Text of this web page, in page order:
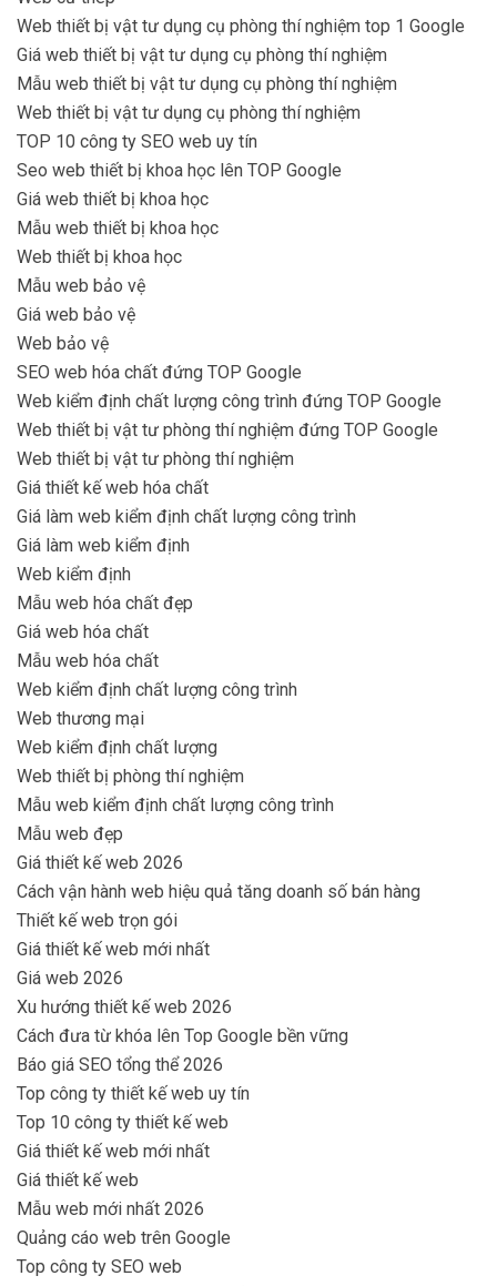
Web thiết bị vật tư dụng cụ phòng thí nghiệm top 1 Google
Giá web thiết bị vật tư dụng cụ phòng thí nghiệm
Mẫu web thiết bị vật tư dụng cụ phòng thí nghiệm
Web thiết bị vật tư dụng cụ phòng thí nghiệm
TOP 10 công ty SEO web uy tín
Seo web thiết bị khoa học lên TOP Google
Giá web thiết bị khoa học
Mẫu web thiết bị khoa học
Web thiết bị khoa học
Mẫu web bảo vệ
Giá web bảo vệ
Web bảo vệ
SEO web hóa chất đứng TOP Google
Web kiểm định chất lượng công trình đứng TOP Google
Web thiết bị vật tư phòng thí nghiệm đứng TOP Google
Web thiết bị vật tư phòng thí nghiệm
Giá thiết kế web hóa chất
Giá làm web kiểm định chất lượng công trình
Giá làm web kiểm định
Web kiểm định
Mẫu web hóa chất đẹp
Giá web hóa chất
Mẫu web hóa chất
Web kiểm định chất lượng công trình
Web thương mại
Web kiểm định chất lượng
Web thiết bị phòng thí nghiệm
Mẫu web kiểm định chất lượng công trình
Mẫu web đẹp
Giá thiết kế web 2026
Cách vận hành web hiệu quả tăng doanh số bán hàng
Thiết kế web trọn gói
Giá thiết kế web mới nhất
Giá web 2026
Xu hướng thiết kế web 2026
Cách đưa từ khóa lên Top Google bền vững
Báo giá SEO tổng thể 2026
Top công ty thiết kế web uy tín
Top 10 công ty thiết kế web
Giá thiết kế web mới nhất
Giá thiết kế web
Mẫu web mới nhất 2026
Quảng cáo web trên Google
Top công ty SEO web